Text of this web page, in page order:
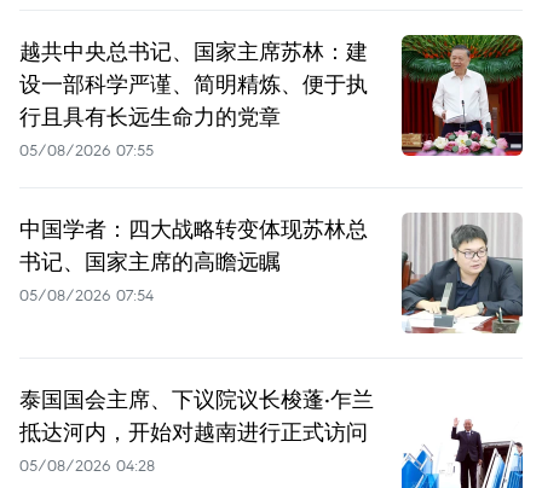
越共中央总书记、国家主席苏林：建
设一部科学严谨、简明精炼、便于执
行且具有长远生命力的党章
05/08/2026 07:55
中国学者：四大战略转变体现苏林总
书记、国家主席的高瞻远瞩
05/08/2026 07:54
泰国国会主席、下议院议长梭蓬·乍兰
抵达河内，开始对越南进行正式访问
05/08/2026 04:28